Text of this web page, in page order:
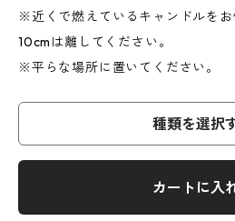
※近くで燃えているキャンドルを
10cmは離してください。
※平らな場所に置いてください。
種類を選択
カートに入